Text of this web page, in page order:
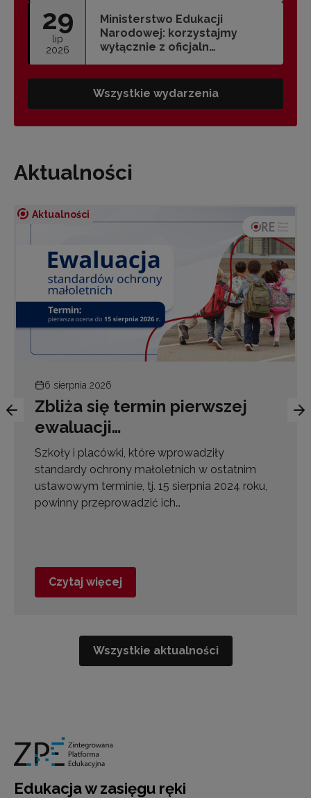
29
lip
2026
Ministerstwo Edukacji
Narodowej: korzystajmy
wyłącznie z oficjaln…
Wszystkie wydarzenia
Aktualności
Aktualności
6 sierpnia 2026
Zbliża się termin pierwszej
ewaluacji…
Szkoły i placówki, które wprowadziły
standardy ochrony małoletnich w ostatnim
ustawowym terminie, tj. 15 sierpnia 2024 roku,
powinny przeprowadzić ich…
Czytaj więcej
Wszystkie aktualności
Edukacja w zasięgu ręki